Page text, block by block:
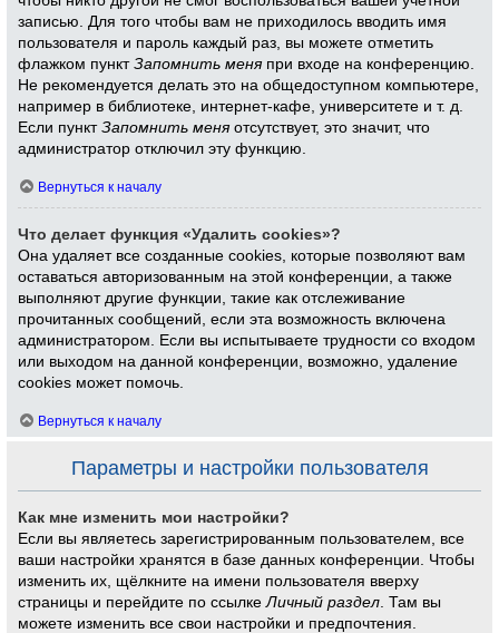
записью. Для того чтобы вам не приходилось вводить имя
пользователя и пароль каждый раз, вы можете отметить
флажком пунктЗапомнить меня при входе на конференцию.
Не рекомендуется делать это на общедоступном компьютере,
например в библиотеке, интернет-кафе, университете и т. д.
Если пунктЗапомнить меня отсутствует, это значит, что
администратор отключил эту функцию.
Вернуться к началу
Что делает функция «Удалить cookies»?
Она удаляет все созданные cookies, которые позволяют вам
оставаться авторизованным на этой конференции, а также
выполняют другие функции, такие как отслеживание
прочитанных сообщений, если эта возможность включена
администратором. Если вы испытываете трудности со входом
или выходом на данной конференции, возможно, удаление
cookies может помочь.
Вернуться к началу
Параметры и настройки пользователя
Как мне изменить мои настройки?
Если вы являетесь зарегистрированным пользователем, все
ваши настройки хранятся в базе данных конференции. Чтобы
изменить их, щёлкните на имени пользователя вверху
страницы и перейдите по ссылкеЛичный раздел . Там вы
можете изменить все свои настройки и предпочтения.